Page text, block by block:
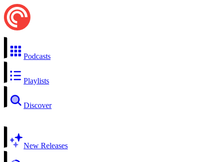
Podcasts
Playlists
Discover
New Releases